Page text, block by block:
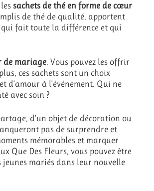
sachets de thé en forme de cœur
de thé de qualité, apportent
qui fait toute la différence et qui
de mariage. Vous pouvez les offrir
ces sachets sont un choix
à l’événement. Qui ne
avec soin ?
d’un objet de décoration ou
pas de surprendre et
mémorables et marquer
Que Des Fleurs, vous pouvez être
mariés dans leur nouvelle